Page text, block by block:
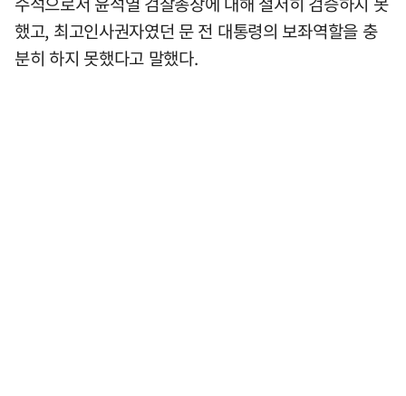
했고, 최고인사권자였던 문 전 대통령의 보좌역할을 충
분히 하지 못했다고 말했다.